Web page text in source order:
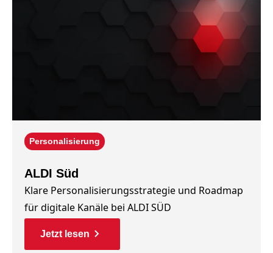
Personalisierung
ALDI Süd
Klare Personalisierungsstrategie und Roadmap
für digitale Kanäle bei ALDI SÜD
Jetzt lesen